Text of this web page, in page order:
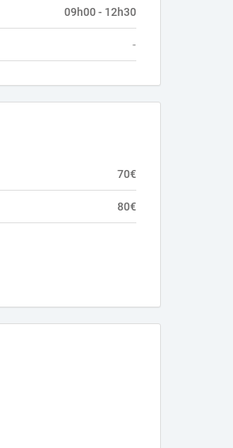
09h00 - 12h30
-
70€
80€